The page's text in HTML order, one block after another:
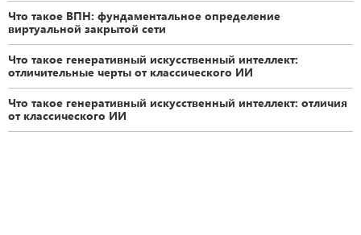
Что такое ВПН: фундаментальное определение
виртуальной закрытой сети
Что такое генеративный искусственный интеллект:
отличительные черты от классического ИИ
Что такое генеративный искусственный интеллект: отличия
от классического ИИ